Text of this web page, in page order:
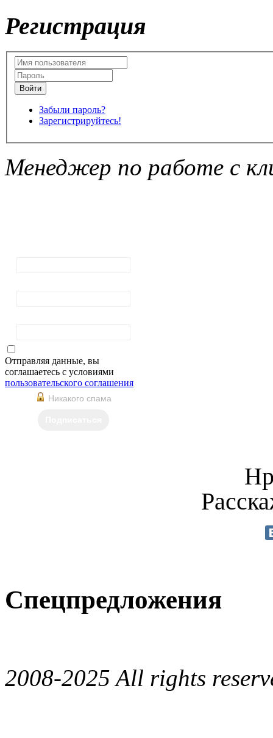
Регистрация
Забыли пароль?
Зарегистрируйтесь!
Менеджер по работе с
Отправляя данные, вы
соглашаетесь с условиями
пользовательского соглашения
Никакого спама
Спецпредложения
2008-2025 All rights